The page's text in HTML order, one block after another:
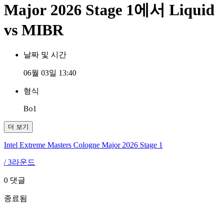
Major 2026 Stage 1에서 Liquid
vs MIBR
날짜 및 시간
06월 03일 13:40
형식
Bo1
더 보기
Intel Extreme Masters Cologne Major 2026 Stage 1
/ 3라운드
0 댓글
종료됨